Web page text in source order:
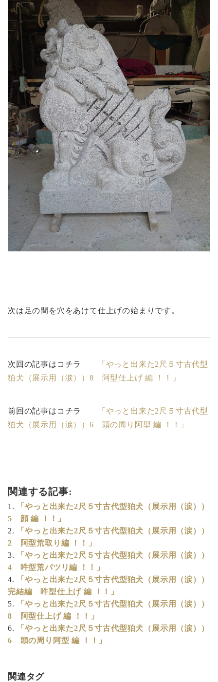
次は足の間を穴をあけて仕上げの始まりです。
次回の記事はコチラ
「やっと出来た2尺５寸古代型
狛犬（展示用（涙））8 阿型仕上げ 編 ！！」
前回の記事はコチラ
「やっと出来た2尺５寸古代型
狛犬（展示用（涙））6 頭の周り阿型 編 ！！」
関連する記事:
「やっと出来た2尺５寸古代型狛犬（展示用（涙））
5 顔 編 ！！」
「やっと出来た2尺５寸古代型狛犬（展示用（涙））
2 阿型荒取り編 ！！」
「やっと出来た2尺５寸古代型狛犬（展示用（涙））
4 吽型荒バツリ編 ！！」
「やっと出来た2尺５寸古代型狛犬（展示用（涙））
完結編 吽型仕上げ 編 ！！」
「やっと出来た2尺５寸古代型狛犬（展示用（涙））
8 阿型仕上げ 編 ！！」
「やっと出来た2尺５寸古代型狛犬（展示用（涙））
6 頭の周り阿型 編 ！！」
関連タグ